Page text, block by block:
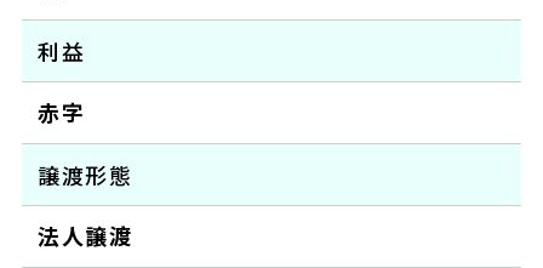
利益
赤字
譲渡形態
法人譲渡